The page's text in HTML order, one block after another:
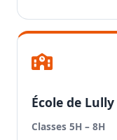
École de Lully
Classes 5H – 8H